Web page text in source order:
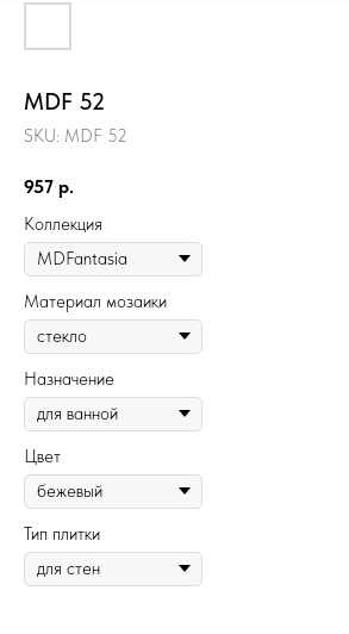
MDF 52
SKU: MDF 52
957 р.
Коллекция
Материал мозаики
Назначение
Цвет
Тип плитки